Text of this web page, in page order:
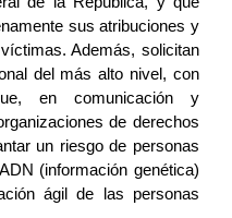
sus atribuciones y
Además, solicitan
del más alto nivel, con
en comunicación y
de derechos
un riesgo de personas
(información genética)
ágil de las personas